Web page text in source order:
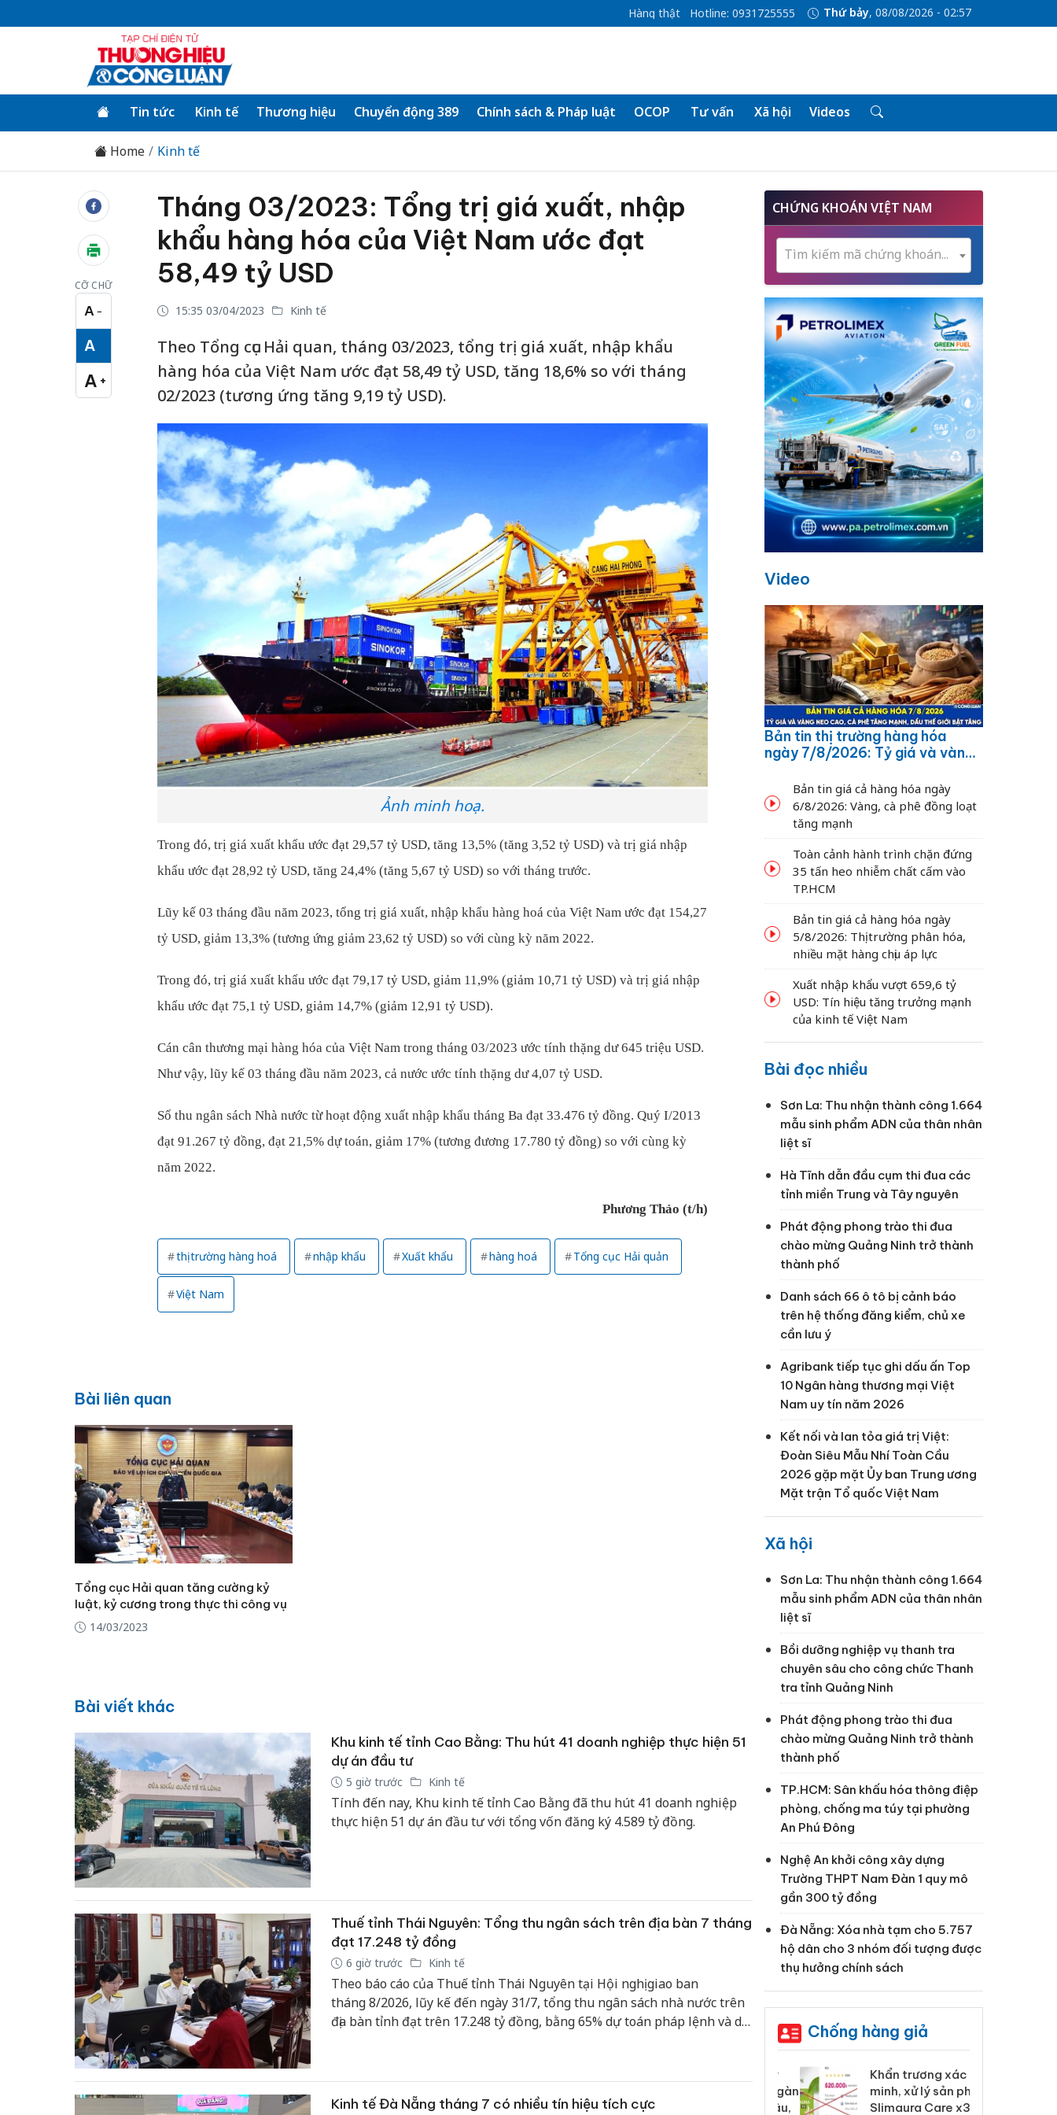
Hàng thật Hotline: 0931725555 Thứ bảy, 08/08/2026 - 02:57
Tin tức Kinh tế Thương hiệu Chuyển động 389 Chính sách & Pháp luật OCOP Tư vấn Xã hội Videos
Home Kinh tế
CỠ CHỮ
A −
Cỡ chữ nhỏ
A
Cỡ chữ vừa
A +
Cỡ chữ lớn
Tháng 03/2023: Tổng trị giá xuất, nhập
khẩu hàng hóa của Việt Nam ước đạt
58,49 tỷ USD
15:35 03/04/2023 Kinh tế
Theo Tổng cục Hải quan, tháng 03/2023, tổng trị giá xuất, nhập khẩu
hàng hóa của Việt Nam ước đạt 58,49 tỷ USD, tăng 18,6% so với tháng
02/2023 (tương ứng tăng 9,19 tỷ USD).
Ảnh minh hoạ.
Trong đó, trị giá xuất khẩu ước đạt 29,57 tỷ USD, tăng 13,5% (tăng 3,52 tỷ USD) và trị giá nhập
khẩu ước đạt 28,92 tỷ USD, tăng 24,4% (tăng 5,67 tỷ USD) so với tháng trước.
Lũy kế 03 tháng đầu năm 2023, tổng trị giá xuất, nhập khẩu hàng hoá của Việt Nam ước đạt 154,27
tỷ USD, giảm 13,3% (tương ứng giảm 23,62 tỷ USD) so với cùng kỳ năm 2022.
Trong đó, trị giá xuất khẩu ước đạt 79,17 tỷ USD, giảm 11,9% (giảm 10,71 tỷ USD) và trị giá nhập
khẩu ước đạt 75,1 tỷ USD, giảm 14,7% (giảm 12,91 tỷ USD).
Cán cân thương mại hàng hóa của Việt Nam trong tháng 03/2023 ước tính thặng dư 645 triệu USD.
Như vậy, lũy kế 03 tháng đầu năm 2023, cả nước ước tính thặng dư 4,07 tỷ USD.
Số thu ngân sách Nhà nước từ hoạt động xuất nhập khẩu tháng Ba đạt 33.476 tỷ đồng. Quý I/2013
đạt 91.267 tỷ đồng, đạt 21,5% dự toán, giảm 17% (tương đương 17.780 tỷ đồng) so với cùng kỳ
năm 2022.
Phương Thảo (t/h)
thị trường hàng hoá nhập khẩu Xuất khẩu hàng hoá Tổng cục Hải quản
Việt Nam
Bài liên quan
Tổng cục Hải quan tăng cường kỷ
luật, kỷ cương trong thực thi công vụ
14/03/2023
Bài viết khác
Khu kinh tế tỉnh Cao Bằng: Thu hút 41 doanh nghiệp thực hiện 51
dự án đầu tư
5 giờ trước Kinh tế
Tính đến nay, Khu kinh tế tỉnh Cao Bằng đã thu hút 41 doanh nghiệp
thực hiện 51 dự án đầu tư với tổng vốn đăng ký 4.589 tỷ đồng.
Thuế tỉnh Thái Nguyên: Tổng thu ngân sách trên địa bàn 7 tháng
đạt 17.248 tỷ đồng
6 giờ trước Kinh tế
Theo báo cáo của Thuế tỉnh Thái Nguyên tại Hội nghị giao ban
tháng 8/2026, lũy kế đến ngày 31/7, tổng thu ngân sách nhà nước trên
địa bàn tỉnh đạt trên 17.248 tỷ đồng, bằng 65% dự toán pháp lệnh và dự
Kinh tế Đà Nẵng tháng 7 có nhiều tín hiệu tích cực
CHỨNG KHOÁN VIỆT NAM
Tìm kiếm mã chứng khoán...
Video
Bản tin thị trường hàng hóa
ngày 7/8/2026: Tỷ giá và vàng
dầu thế giới bật tăng
Bản tin giá cả hàng hóa ngày
6/8/2026: Vàng, cà phê đồng loạt
tăng mạnh
Toàn cảnh hành trình chặn đứng
35 tấn heo nhiễm chất cấm vào
TP.HCM
Bản tin giá cả hàng hóa ngày
5/8/2026: Thị trường phân hóa,
nhiều mặt hàng chịu áp lực
Xuất nhập khẩu vượt 659,6 tỷ
USD: Tín hiệu tăng trưởng mạnh
của kinh tế Việt Nam
Bài đọc nhiều
Sơn La: Thu nhận thành công 1.664
mẫu sinh phẩm ADN của thân nhân
liệt sĩ
Hà Tĩnh dẫn đầu cụm thi đua các
tỉnh miền Trung và Tây nguyên
Phát động phong trào thi đua
chào mừng Quảng Ninh trở thành
thành phố
Danh sách 66 ô tô bị cảnh báo
trên hệ thống đăng kiểm, chủ xe
cần lưu ý
Agribank tiếp tục ghi dấu ấn Top
10 Ngân hàng thương mại Việt
Nam uy tín năm 2026
Kết nối và lan tỏa giá trị Việt:
Đoàn Siêu Mẫu Nhí Toàn Cầu
2026 gặp mặt Ủy ban Trung ương
Mặt trận Tổ quốc Việt Nam
Xã hội
Sơn La: Thu nhận thành công 1.664
mẫu sinh phẩm ADN của thân nhân
liệt sĩ
Bồi dưỡng nghiệp vụ thanh tra
chuyên sâu cho công chức Thanh
tra tỉnh Quảng Ninh
Phát động phong trào thi đua
chào mừng Quảng Ninh trở thành
thành phố
TP.HCM: Sân khấu hóa thông điệp
phòng, chống ma túy tại phường
An Phú Đông
Nghệ An khởi công xây dựng
Trường THPT Nam Đàn 1 quy mô
gần 300 tỷ đồng
Đà Nẵng: Xóa nhà tạm cho 5.757
hộ dân cho 3 nhóm đối tượng được
thụ hưởng chính sách
Chống hàng giả
Khẩn trương xác
minh, xử lý sản phẩm
Slimaura Care x3 sử